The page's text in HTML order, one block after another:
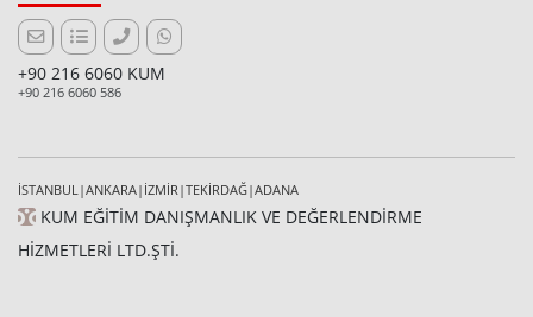
+90 216 6060 KUM
+90 216 6060 586
İSTANBUL|ANKARA|İZMİR|TEKİRDAĞ|ADANA
KUM EĞİTİM DANIŞMANLIK VE DEĞERLENDİRME
HİZMETLERİ LTD.ŞTİ.